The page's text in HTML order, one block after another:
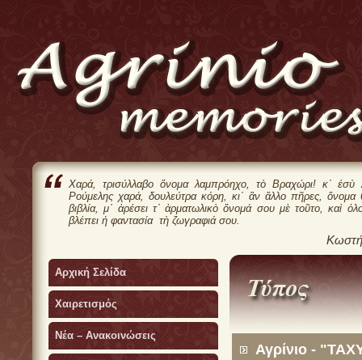
Χαρά, τρισύλλαβο ὄνομα λαμπρόηχο, τὸ Βραχώρι! κ᾿ ἐσὺ
Ρούμελης χαρά, δουλεύτρα κόρη, κι᾿ ἂν ἄλλο πῆρες, ὄνομα
βιβλία, μ᾿ ἀρέσει τ᾿ ἀρματωλικὸ ὄνομά σου μὲ τοῦτο, καὶ
βλέπει ἡ φαντασία τὴ ζωγραφιά σου.
Αρχική Σελίδα
Χαιρετισμός
Νέα – Ανακοινώσεις
Αγρίνιο -